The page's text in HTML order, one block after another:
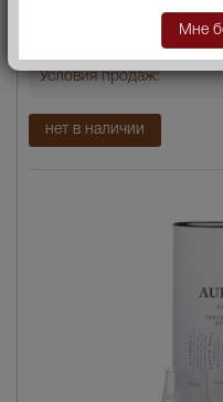
Условия продаж:
нет в наличии